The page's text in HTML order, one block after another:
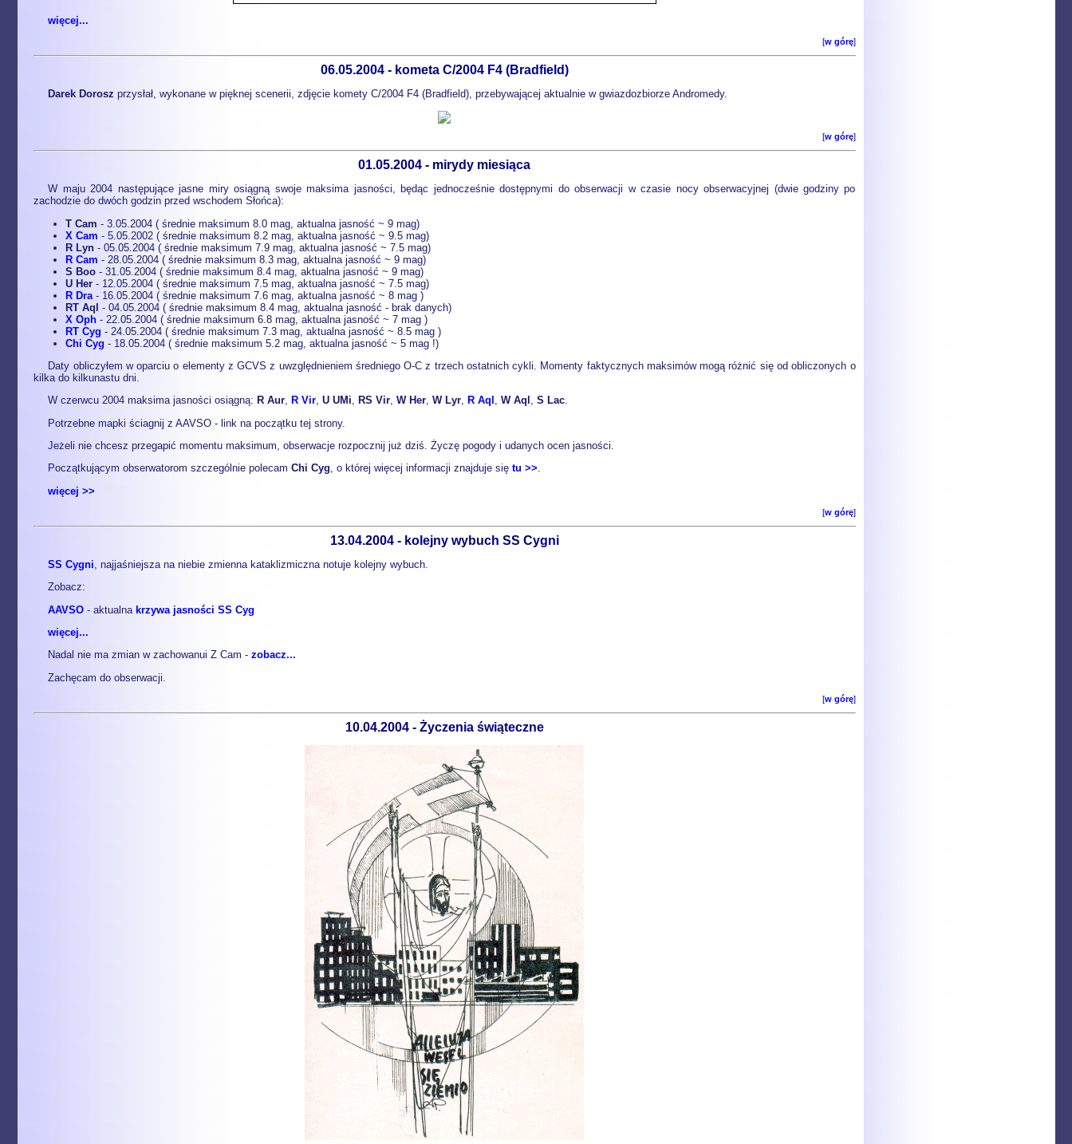
więcej...
[w górę]
06.05.2004 - kometa C/2004 F4 (Bradfield)
Darek Dorosz przysłał, wykonane w pięknej scenerii, zdjęcie komety C/2004 F4 (Bradfield), przebywającej aktualnie w gwiazdozbiorze Andromedy.
[w górę]
01.05.2004 - mirydy miesiąca
W maju 2004 następujące jasne miry osiągną swoje maksima jasności, będąc jednocześnie dostępnymi do obserwacji w czasie nocy obserwacyjnej (dwie godziny po
zachodzie do dwóch godzin przed wschodem Słońca):
T Cam - 3.05.2004 ( średnie maksimum 8.0 mag, aktualna jasność ~ 9 mag)
X Cam - 5.05.2002 ( średnie maksimum 8.2 mag, aktualna jasność ~ 9.5 mag)
R Lyn- 05.05.2004 ( średnie maksimum 7.9 mag, aktualna jasność ~ 7.5 mag)
R Cam - 28.05.2004 ( średnie maksimum 8.3 mag, aktualna jasność ~ 9 mag)
S Boo- 31.05.2004 ( średnie maksimum 8.4 mag, aktualna jasność ~ 9 mag)
U Her- 12.05.2004 ( średnie maksimum 7.5 mag, aktualna jasność ~ 7.5 mag)
R Dra- 16.05.2004 ( średnie maksimum 7.6 mag, aktualna jasność ~ 8 mag )
RT Aql - 04.05.2004 ( średnie maksimum 8.4 mag, aktualna jasność - brak danych)
X Oph- 22.05.2004 ( średnie maksimum 6.8 mag, aktualna jasność ~ 7 mag )
RT Cyg - 24.05.2004 ( średnie maksimum 7.3 mag, aktualna jasność ~ 8.5 mag )
Chi Cyg - 18.05.2004 ( średnie maksimum 5.2 mag, aktualna jasność ~ 5 mag !)
Daty obliczyłem w oparciu o elementy z GCVS z uwzględnieniem średniego O-C z trzech ostatnich cykli. Momenty faktycznych maksimów mogą różnić się od obliczonych o
kilka do kilkunastu dni.
W czerwcu 2004 maksima jasności osiągną: R Aur, R Vir,U UMi, RS Vir,W Her,W Lyr, R Aql ,W Aql ,S Lac.
Potrzebne mapki ściagnij z AAVSO - link na początku tej strony.
Jeżeli nie chcesz przegapić momentu maksimum, obserwacje rozpocznij już dziś. Życzę pogody i udanych ocen jasności.
Początkującym obserwatorom szczególnie polecamChi Cyg, o której więcej informacji znajduje siętu >>.
więcej >>
[w górę]
13.04.2004 - kolejny wybuch SS Cygni
SS Cygni , najjaśniejsza na niebie zmienna kataklizmiczna notuje kolejny wybuch.
Zobacz:
AAVSO - aktualnakrzywa jasności SS Cyg
więcej...
Nadal nie ma zmian w zachowanui Z Cam -zobacz...
Zachęcam do obserwacji.
[w górę]
10.04.2004 - Życzenia świąteczne